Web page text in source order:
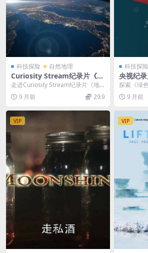
科技探险 自然地理
Curiosity Stream纪录片《地
外行星 Exoplanets 2017》英
语英字 720P/MP4/341MB 宇
宙探索纪录片
走进Curiosity Stream纪录片《地
外行星 Exoplanets》 在...
9 月前 29.9
科技探险
央视纪
们的星
全13集
9.31G 绿
探索《绿
ave My
救...9 月前
VIP VIP